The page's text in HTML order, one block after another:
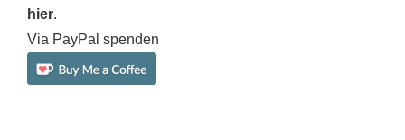
hier.
Via PayPal spenden